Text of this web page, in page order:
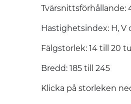
Tvärsnittsförhållande:
Hastighetsindex: H, V
Fälgstorlek: 14 till 20
Bredd: 185 till 245
Klicka på storleken